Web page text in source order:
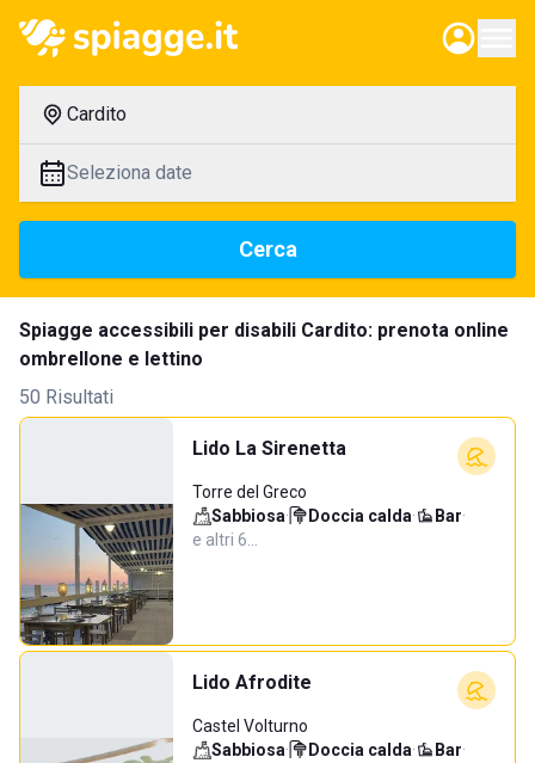
Cardito
Seleziona date
Cerca
Spiagge accessibili per disabili Cardito: prenota online
ombrellone e lettino
50 Risultati
Lido La Sirenetta
Torre del Greco
Sabbiosa· Doccia calda· Bar·
e altri 6…
Lido Afrodite
Castel Volturno
Sabbiosa· Doccia calda· Bar·